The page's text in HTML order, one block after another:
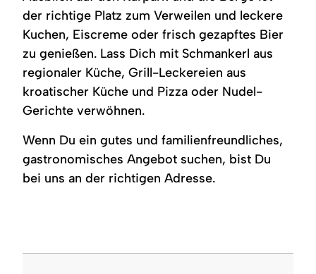
Schirme,
Wasserfall,
Blumen,
gepflasterter
Weg,
Grünflächen.
der richtige Platz zum Verweilen und leckere
Kuchen, Eiscreme oder frisch gezapftes Bier
zu genießen. Lass Dich mit Schmankerl aus
regionaler Küche, Grill-Leckereien aus
kroatischer Küche und Pizza oder Nudel-
Gerichte verwöhnen.
Wenn Du ein gutes und familienfreundliches,
gastronomisches Angebot suchen, bist Du
bei uns an der richtigen Adresse.